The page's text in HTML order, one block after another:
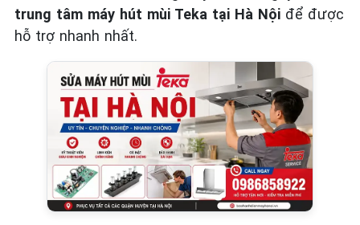
trung tâm máy hút mùi Teka tại Hà Nội để được
hỗ trợ nhanh nhất.